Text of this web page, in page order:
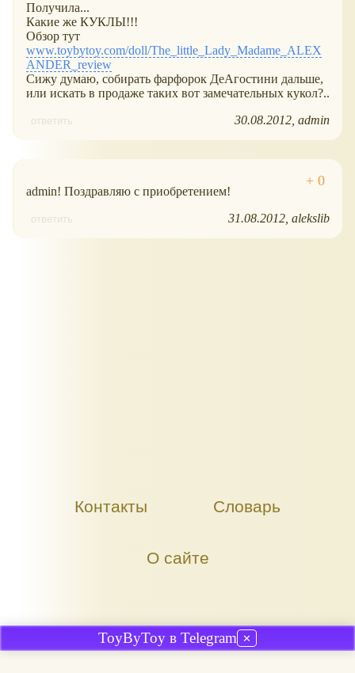
Получила...
Какие же КУКЛЫ!!!
Обзор тут
www.toybytoy.com/doll/The_little_Lady_Madame_ALEX
ANDER_review
Сижу думаю, собирать фарфорок ДеАгостини дальше,
или искать в продаже таких вот замечательных кукол?..
ответить 30.08.2012 admin
admin! Поздравляю с приобретением!
ответить 31.08.2012 alekslib
Контакты Словарь
О сайте
ToyByToy в Telegram ✕